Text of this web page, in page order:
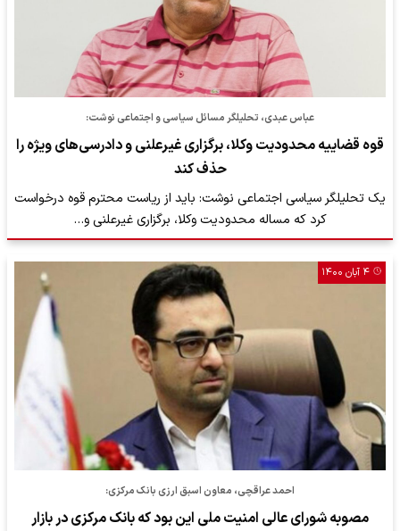
عباس عبدی، تحلیلگر مسائل سیاسی و اجتماعی نوشت:
قوه قضاییه محدودیت وکلا، برگزاری غیرعلنی و دادرسی‌های ویژه را
حذف کند
یک تحلیلگر سیاسی اجتماعی نوشت: باید از ریاست محترم قوه درخواست
کرد که مساله محدودیت وکلا، برگزاری غیرعلنی و…
۴ آبان ۱۴۰۰
احمد عراقچی، معاون اسبق ارزی بانک مرکزی:
مصوبه شورای عالی امنیت ملی این بود که بانک مرکزی در بازار